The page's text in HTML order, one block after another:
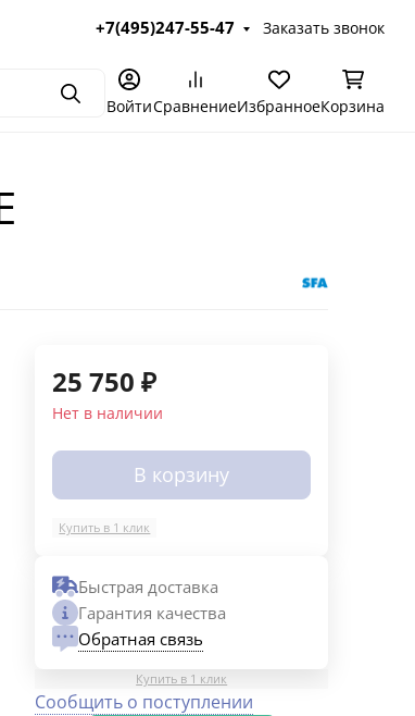
+7(495)247-55-47 Заказать звонок
ПоискВойтиСравнениеИзбранноеКорзина
25 750 ₽
Нет в наличии
В корзину
Купить в 1 клик
Быстрая доставка
Гарантия качества
Обратная связь
Купить в 1 клик
Сообщить о поступлении